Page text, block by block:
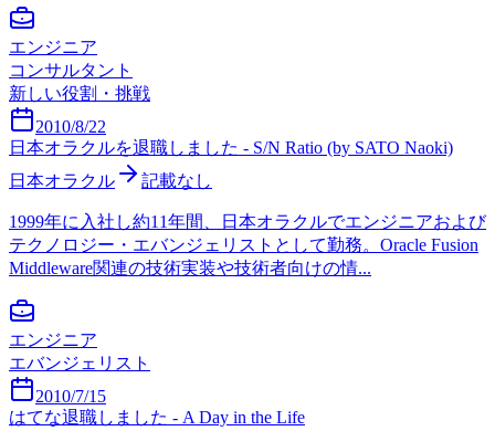
エンジニア
コンサルタント
新しい役割・挑戦
2010/8/22
日本オラクルを退職しました - S/N Ratio (by SATO Naoki)
日本オラクル
記載なし
1999年に入社し約11年間、日本オラクルでエンジニアおよび
テクノロジー・エバンジェリストとして勤務。Oracle Fusion
Middleware関連の技術実装や技術者向けの情...
エンジニア
エバンジェリスト
2010/7/15
はてな退職しました - A Day in the Life